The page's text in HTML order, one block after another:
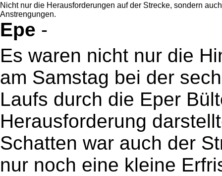
Nicht nur die Herausforderungen auf der Strecke, sondern
Anstrengungen.
Epe -
Es waren nicht nur die
am Samstag bei der
Laufs durch die Eper
Herausforderung
Schatten war auch der
nur noch eine kleine